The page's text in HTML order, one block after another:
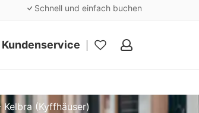
Schnell und einfach buchen
Kundenservice
Meine
Kelbra (Kyffhäuser)